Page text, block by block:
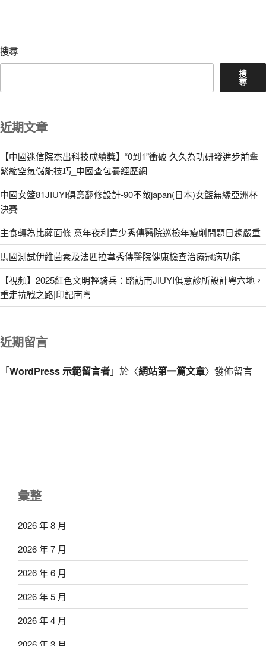
搜尋
搜
尋
近期文章
【中國迷信院杰出科技成績獎】“0到1”衝破 久久為功研發進步前輩
緊縮空氣儲能技巧_中國查包養經歷網
中國女籃81JIUYI俱意翻修設計-90不敵japan(日本)女籃無緣亞洲杯
決賽
主食轉為比薩面條 意年夜利青少秀傳醫院巡檢年瘦削問題日趨嚴重
馬國測試伊維菌素及法匹拉韋秀傳醫院健康檢查治療冠病功能
【視頻】2025紅色文明輕騎兵：踏訪南JIUYI俱意診所設計粵六地，
重走抗戰之路|印記南粵
近期留言
「WordPress 示範留言者」於〈網站第一篇文章〉發佈留言
彙整
2026 年 8 月
2026 年 7 月
2026 年 6 月
2026 年 5 月
2026 年 4 月